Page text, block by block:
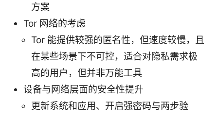
方案
Tor 网络的考虑
Tor 能提供较强的匿名性，但速度较慢，且
在某些场景下不可控，适合对隐私需求极
高的用户，但并非万能工具
设备与网络层面的安全性提升
更新系统和应用、开启强密码与两步验